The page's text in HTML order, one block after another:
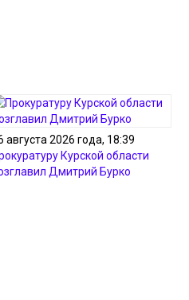
августа 2026 года, 18:39
Курской области
Дмитрий Бурко